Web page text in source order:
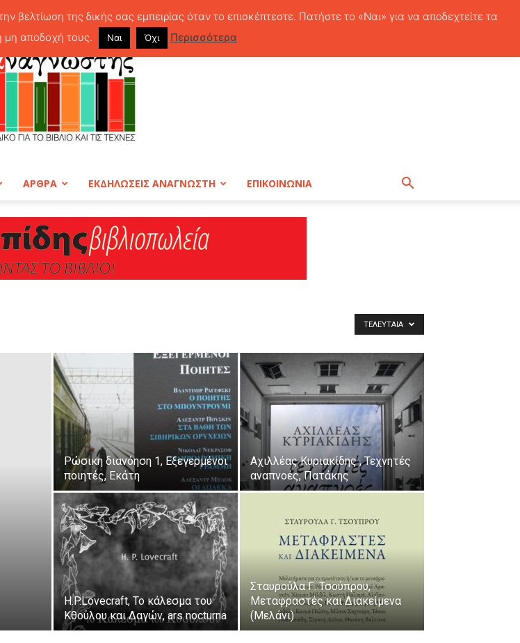
Παρασκευή, 7 Αυγούστου, 2026
ΑΝΑΓΝΩΣΤΗΣ
ΓΙΑ
ΤΟ
ΑΡΘΡΑ ΕΚΔΗΛΩΣΕΙΣ ΑΝΑΓΝΩΣΤΗ ΕΠΙΚΟΙΝΩΝΙΑ
ΤΕΛΕΥΤΑΊΑ
Ρώσικη διανόηση 1, Εξεγερμένοι
ποιητές, Εκάτη
Αχιλλέας Κυριακίδης , Τεχνητές
αναπνοές, Πατάκης
H.P.Lovecraft, Το κάλεσμα του
Κθούλου και Δαγών, ars nocturna
Σταυρούλα Γ. Τσούπρου,
Μεταφραστές και Διακείμενα
(Μελάνι)
βελτίωση της δικής σας εμπειρίας όταν το επισκέπτεστε. Πατήστε το «Ναι» για να αποδεχτείτε τα
μη αποδοχή τους.
Ναι Όχι Περισσότερα